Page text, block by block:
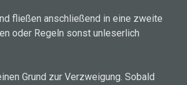
fließen anschließend in eine zweite
oder Regeln sonst unleserlich
Grund zur Verzweigung. Sobald